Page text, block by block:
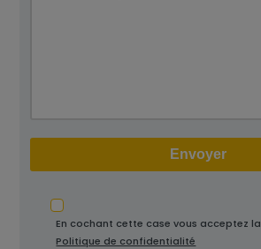
En cochant cette case vous acceptez la
Politique de confidentialité